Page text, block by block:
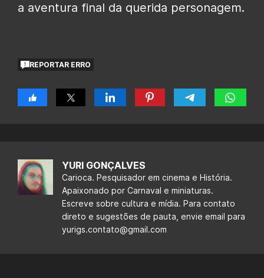
a aventura final da querida personagem.
REPORTAR ERRO
YURI GONÇALVES
Carioca. Pesquisador em cinema e História.
Apaixonado por Carnaval e miniaturas.
Escreve sobre cultura e mídia. Para contato
direto e sugestões de pauta, envie email para
yurigs.contato@gmail.com